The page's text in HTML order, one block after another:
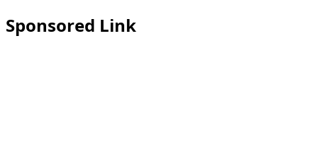
Sponsored Link